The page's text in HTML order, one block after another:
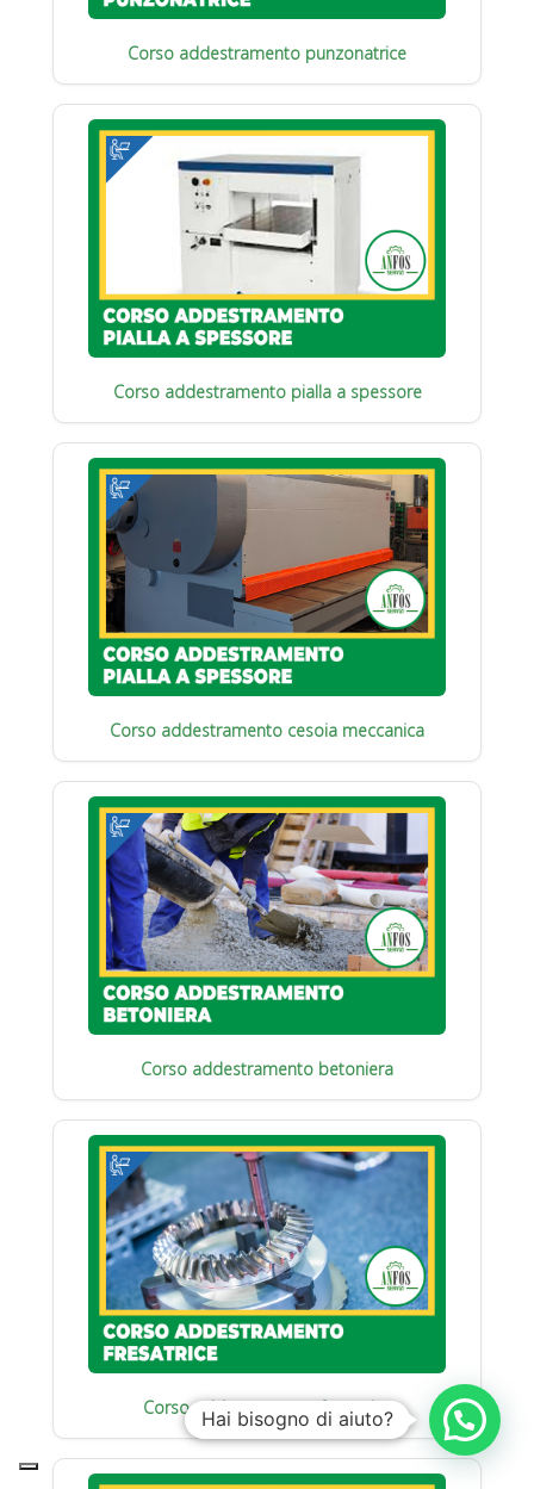
Corso addestramento punzonatrice
Corso addestramento pialla a spessore
Corso addestramento cesoia meccanica
Corso addestramento betoniera
Corso addestramento fresatrice
Hai bisogno di aiuto?